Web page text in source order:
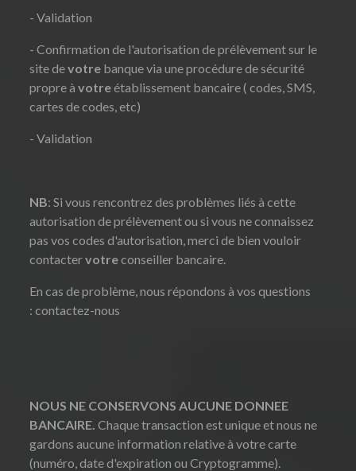
- Validation
- Confirmation de l'autorisation de prélèvement sur le
site devotre banque via une procédure de sécurité
propre àvotreétablissement bancaire ( codes, SMS,
cartes de codes, etc)
- Validation
NB: Si vous rencontrez des problèmes liés à cette
autorisation de prélèvement ou si vous ne connaissez
pas vos codes d'autorisation, merci de bien vouloir
contactervotreconseiller bancaire.
En cas de problème, nous répondons à vos questions
:contactez-nous
NOUS NE CONSERVONS AUCUNE DONNEE
BANCAIRE. Chaque transaction est unique et nous ne
gardons aucune information relative à votre carte
(numéro, date d'expiration ou Cryptogramme).